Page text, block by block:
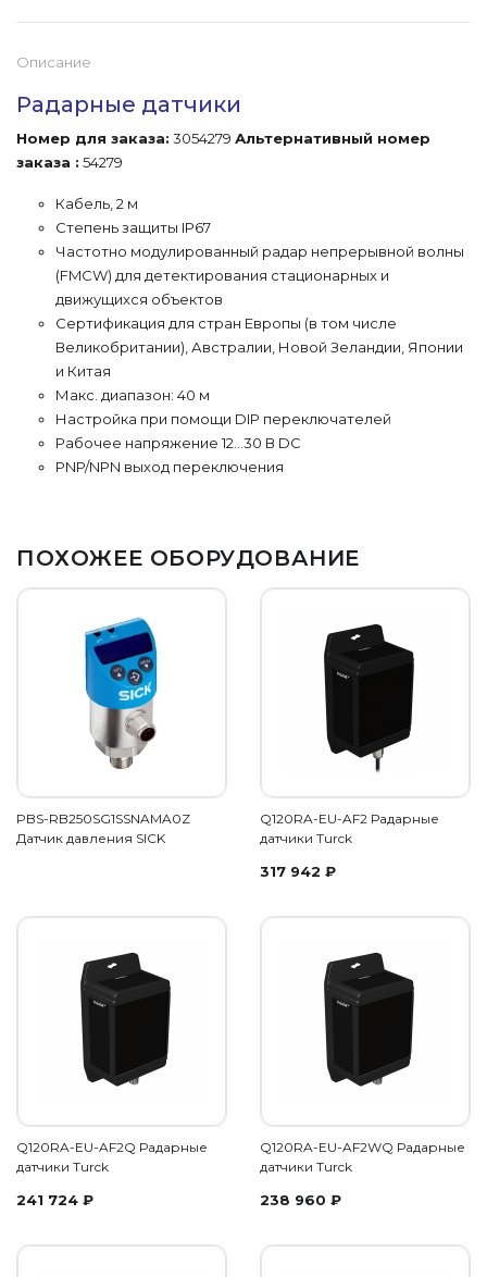
Описание
Радарные датчики
Номер для заказа: 3054279 Альтернативный номер
заказа : 54279
Кабель, 2 м
Степень защиты IP67
Частотно модулированный радар непрерывной волны
(FMCW) для детектирования стационарных и
движущихся объектов
Сертификация для стран Европы (в том числе
Великобритании), Австралии, Новой Зеландии, Японии
и Китая
Макс. диапазон: 40 м
Настройка при помощи DIP переключателей
Рабочее напряжение 12…30 В DC
PNP/NPN выход переключения
ПОХОЖЕЕ ОБОРУДОВАНИЕ
PBS-RB250SG1SSNAMA0Z
Датчик давления SICK
Q120RA-EU-AF2 Радарные
датчики Turck
317 942 ₽
Q120RA-EU-AF2Q Радарные
датчики Turck
241 724 ₽
Q120RA-EU-AF2WQ Радарные
датчики Turck
238 960 ₽